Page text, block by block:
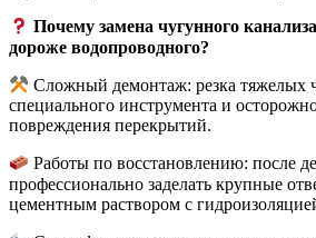
Почему замена чугунного
дороже водопроводного?
Сложный демонтаж: резка тяжелых
специального инструмента и
повреждения перекрытий.
Работы по восстановлению: после
профессионально заделать крупные
цементным раствором с